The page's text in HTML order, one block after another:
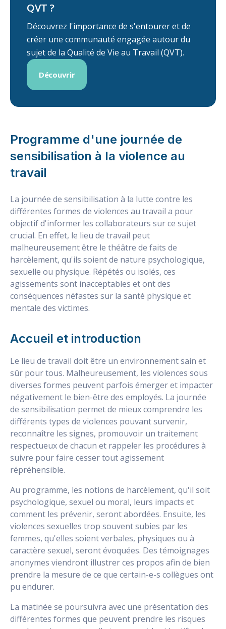
QVT ?
Découvrez l'importance de s'entourer et de
créer une communauté engagée autour du
sujet de la Qualité de Vie au Travail (QVT).
Découvrir
Programme d'une journée de
sensibilisation à la violence au
travail
La journée de sensibilisation à la lutte contre les
différentes formes de violences au travail a pour
objectif d'informer les collaborateurs sur ce sujet
crucial. En effet, le lieu de travail peut
malheureusement être le théâtre de faits de
harcèlement, qu'ils soient de nature psychologique,
sexuelle ou physique. Répétés ou isolés, ces
agissements sont inacceptables et ont des
conséquences néfastes sur la santé physique et
mentale des victimes.
Accueil et introduction
Le lieu de travail doit être un environnement sain et
sûr pour tous. Malheureusement, les violences sous
diverses formes peuvent parfois émerger et impacter
négativement le bien-être des employés. La journée
de sensibilisation permet de mieux comprendre les
différents types de violences pouvant survenir,
reconnaître les signes, promouvoir un traitement
respectueux de chacun et rappeler les procédures à
suivre pour faire cesser tout agissement
répréhensible.
Au programme, les notions de harcèlement, qu'il soit
psychologique, sexuel ou moral, leurs impacts et
comment les prévenir, seront abordées. Ensuite, les
violences sexuelles trop souvent subies par les
femmes, qu'elles soient verbales, physiques ou à
caractère sexuel, seront évoquées. Des témoignages
anonymes viendront illustrer ces propos afin de bien
prendre la mesure de ce que certain-e-s collègues ont
pu endurer.
La matinée se poursuivra avec une présentation des
différentes formes que peuvent prendre les risques